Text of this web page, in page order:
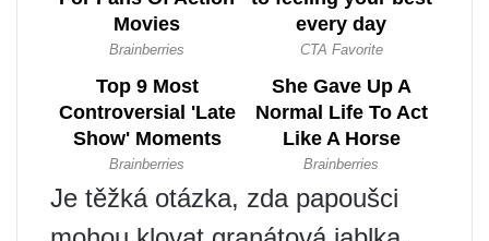
Je těžká otázka, zda papoušci